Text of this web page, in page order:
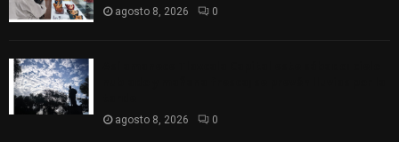
agosto 8, 2026 0
agosto 8, 2026 0